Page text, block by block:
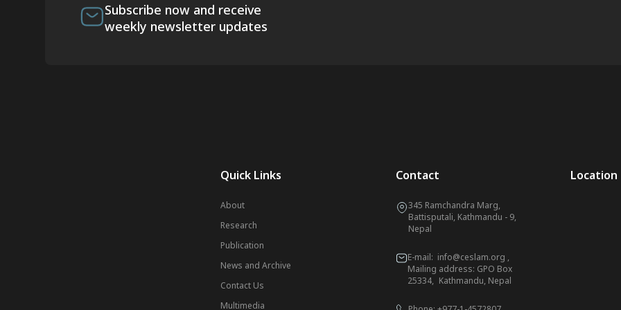
Subscribe now and receive
weekly newsletter updates
Quick Links
About
Research
Publication
News and Archive
Contact Us
Multimedia
Contact
345 Ramchandra Marg,
Battisputali, Kathmandu - 9,
Nepal
E-mail: info@ceslam.org ,
Mailing address: GPO Box
25334, Kathmandu, Nepal
Location